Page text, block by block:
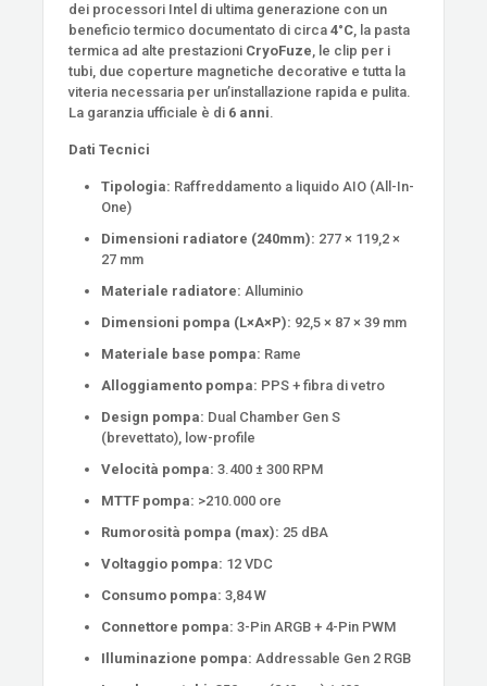
dei processori Intel di ultima generazione con un
beneficio termico documentato di circa4°C , la pasta
termica ad alte prestazioni CryoFuze , le clip per i
tubi, due coperture magnetiche decorative e tutta la
viteria necessaria per un’installazione rapida e pulita.
La garanzia ufficiale è di 6 anni
Dati Tecnici
Tipologia: Raffreddamento a liquido AIO (All-In-
One)
Dimensioni radiatore (240mm): 277 × 119,2 ×
27 mm
Materiale radiatore: Alluminio
Dimensioni pompa (L×A×P): 92,5 × 87 × 39 mm
Materiale base pompa: Rame
Alloggiamento pompa: PPS + fibra di vetro
Design pompa: Dual Chamber Gen S
(brevettato), low-profile
Velocità pompa: 3.400 ± 300 RPM
MTTF pompa: >210.000 ore
Rumorosità pompa (max): 25 dBA
Voltaggio pompa: 12 VDC
Consumo pompa: 3,84 W
Connettore pompa: 3-Pin ARGB + 4-Pin PWM
Illuminazione pompa: Addressable Gen 2 RGB